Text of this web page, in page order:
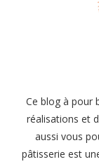
Ce blog à pour
réalisations et
aussi vous
pâtisserie est